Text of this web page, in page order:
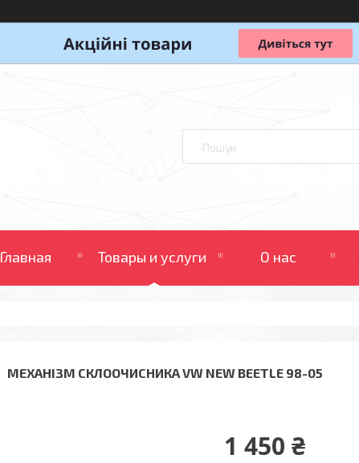
Главная Товары и услуги О нас
МЕХАНІЗМ СКЛООЧИСНИКА VW NEW BEETLE 98-05
1 450 ₴